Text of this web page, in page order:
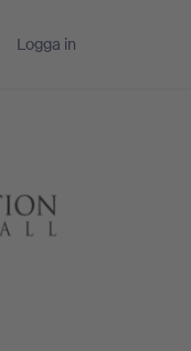
Logga in